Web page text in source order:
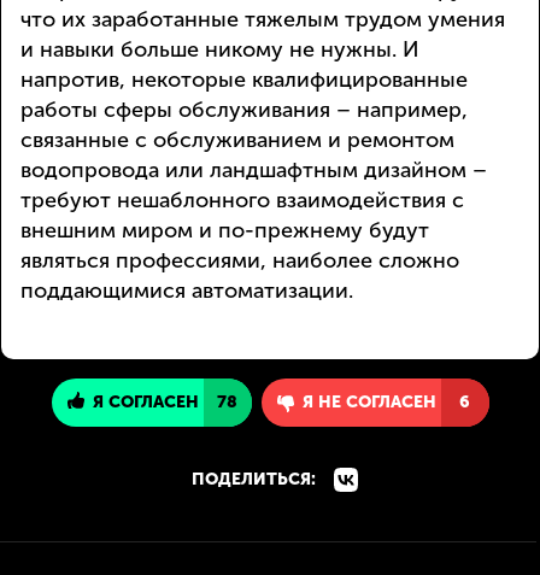
что их заработанные тяжелым трудом умения
и навыки больше никому не нужны. И
напротив, некоторые квалифицированные
работы сферы обслуживания – например,
связанные с обслуживанием и ремонтом
водопровода или ландшафтным дизайном –
требуют нешаблонного взаимодействия с
внешним миром и по-прежнему будут
являться профессиями, наиболее сложно
поддающимися автоматизации.
Я СОГЛАСЕН 78 Я НЕ СОГЛАСЕН 6
ПОДЕЛИТЬСЯ: